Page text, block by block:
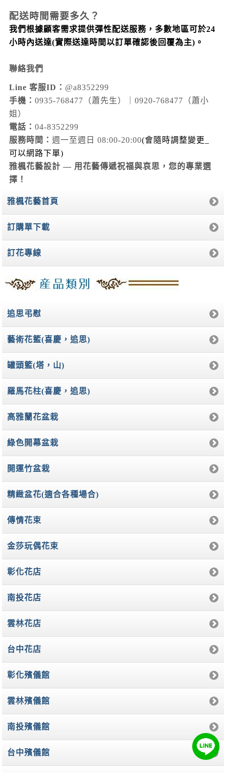
配送時間需要多久？
我們根據顧客需求提供彈性配送服務，多數地區可於24
小時內送達(實際送達時間以訂單確認後回覆為主) 。
聯絡我們
Line 客服ID： @a8352299
手機： 0935-768477（蕭先生）｜0920-768477（蕭小
姐）
電話： 04-8352299
服務時間： 週一至週日 08:00-20:00(會隨時調整變更_
可以網路下單)
雅楓花藝設計 — 用花藝傳遞祝福與哀思，您的專業選
擇！
雅楓花藝首頁
訂購單下載
訂花專線
追思弔慰
藝術花籃(喜慶，追思)
罐頭籃(塔，山)
羅馬花柱(喜慶，追思)
高雅蘭花盆栽
綠色開幕盆栽
開運竹盆栽
精緻盆花(適合各種場合)
傳情花束
金莎玩偶花束
彰化花店
南投花店
雲林花店
台中花店
彰化殯儀館
雲林殯儀館
南投殯儀館
台中殯儀館